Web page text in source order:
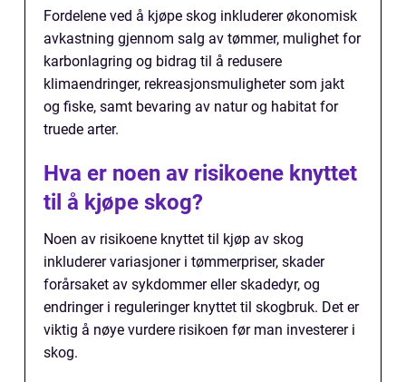
Fordelene ved å kjøpe skog inkluderer økonomisk
avkastning gjennom salg av tømmer, mulighet for
karbonlagring og bidrag til å redusere
klimaendringer, rekreasjonsmuligheter som jakt
og fiske, samt bevaring av natur og habitat for
truede arter.
Hva er noen av risikoene knyttet
til å kjøpe skog?
Noen av risikoene knyttet til kjøp av skog
inkluderer variasjoner i tømmerpriser, skader
forårsaket av sykdommer eller skadedyr, og
endringer i reguleringer knyttet til skogbruk. Det er
viktig å nøye vurdere risikoen før man investerer i
skog.